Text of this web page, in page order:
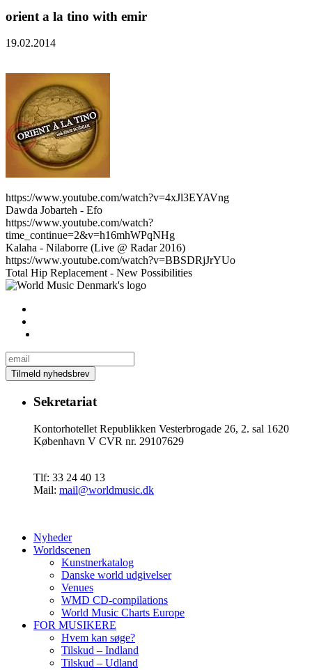
orient a la tino with emir
19.02.2014
https://www.youtube.com/watch?v=4xJl3EYAVng
Dawda Jobarteh - Efo
https://www.youtube.com/watch?
time_continue=2&v=h16mhWPqNHg
Kalaha - Nilaborre (Live @ Radar 2016)
https://www.youtube.com/watch?v=BBSDRjJrYUo
Total Hip Replacement - New Possibilities
Sekretariat
Kontorhotellet Republikken Vesterbrogade 26, 2. sal 1620
København V CVR nr. 29107629
Tlf: 33 24 40 13
Mail: mail@worldmusic.dk
Nyheder
Worldscenen
Kunstnerkatalog
Danske world udgivelser
Venues
WMD CD-compilations
World Music Charts Europe
FOR MUSIKERE
Hvem kan søge?
Tilskud – Indland
Tilskud – Udland